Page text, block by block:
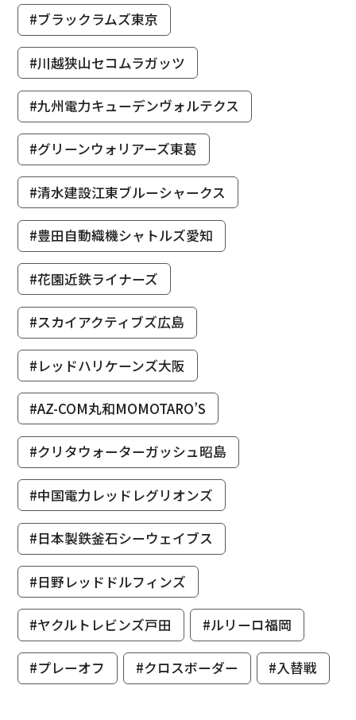
#ブラックラムズ東京
#川越狭山セコムラガッツ
#九州電力キューデンヴォルテクス
#グリーンウォリアーズ東葛
#清水建設江東ブルーシャークス
#豊田自動織機シャトルズ愛知
#花園近鉄ライナーズ
#スカイアクティブズ広島
#レッドハリケーンズ大阪
#AZ-COM丸和MOMOTARO’S
#クリタウォーターガッシュ昭島
#中国電力レッドレグリオンズ
#日本製鉄釜石シーウェイブス
#日野レッドドルフィンズ
#ヤクルトレビンズ戸田 #ルリーロ福岡
#プレーオフ #クロスボーダー #入替戦